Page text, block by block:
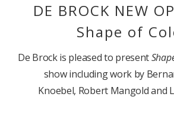
DE BROCK NEW
Shape of
De Brock is pleased to present
show including work by
Knoebel, Robert Mangold and